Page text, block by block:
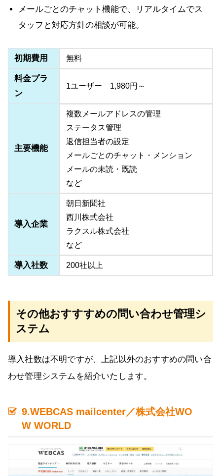
メールごとのチャット機能で、リアルタイムでス
タッフと対応方針の相談が可能。
初期費用 無料
料金プラ
ン
1ユーザー 1,980円～
主要機能
複数メールアドレスの管理
ステータス管理
返信担当者の設定
メールごとのチャット・メンション
メールの未読・既読
など
導入企業
朝日新聞社
西川株式会社
ラクスル株式会社
など
導入社数 200社以上
その他おすすすめの問い合わせ管理シ
ステム
導入社数は不明ですが、上記以外のおすすめの問い合
わせ管理システムを紹介いたします。
9.WEBCAS mailcenter／株式会社WO
W WORLD